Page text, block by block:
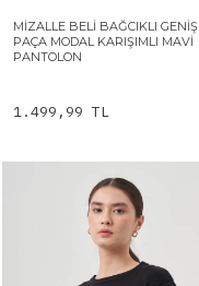
MIZALLE BELI BAĞCIKLI GENIŞ
PAÇA MODAL KARIŞIMLI MAVI
PANTOLON
1.499,99 TL